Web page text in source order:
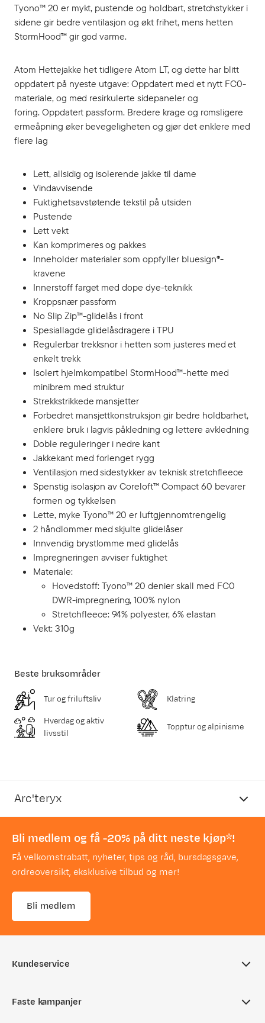
Tyono™ 20 er mykt, pustende og holdbart, stretchstykker i
sidene gir bedre ventilasjon og økt frihet, mens hetten
StormHood™ gir god varme.
Atom Hettejakke het tidligere Atom LT, og dette har blitt
oppdatert på nyeste utgave: Oppdatert med et nytt FC0-
materiale, og med resirkulerte sidepaneler og
foring. Oppdatert passform. Bredere krage og romsligere
ermeåpning øker bevegeligheten og gjør det enklere med
flere lag
Lett, allsidig og isolerende jakke til dame
Vindavvisende
Fuktighetsavstøtende tekstil på utsiden
Pustende
Lett vekt
Kan komprimeres og pakkes
Inneholder materialer som oppfyller bluesign®-
kravene
Innerstoff farget med dope dye-teknikk
Kroppsnær passform
No Slip Zip™-glidelås i front
Spesiallagde glidelåsdragere i TPU
Regulerbar trekksnor i hetten som justeres med et
enkelt trekk
Isolert hjelmkompatibel StormHood™-hette med
minibrem med struktur
Strekkstrikkede mansjetter
Forbedret mansjettkonstruksjon gir bedre holdbarhet,
enklere bruk i lagvis påkledning og lettere avkledning
Doble reguleringer i nedre kant
Jakkekant med forlenget rygg
Ventilasjon med sidestykker av teknisk stretchfleece
Spenstig isolasjon av Coreloft™ Compact 60 bevarer
formen og tykkelsen
Lette, myke Tyono™ 20 er luftgjennomtrengelig
2 håndlommer med skjulte glidelåser
Innvendig brystlomme med glidelås
Impregneringen avviser fuktighet
Materiale:
Hovedstoff: Tyono™ 20 denier skall med FC0
DWR-impregnering, 100% nylon
Stretchfleece: 94% polyester, 6% elastan
Vekt: 310g
Beste bruksområder
Tur og friluftsliv Klatring
Hverdag og aktiv
livsstil
Topptur og alpinisme
Arc'teryx
Bli medlem og få -20% på ditt neste kjøp*!
Få velkomstrabatt, nyheter, tips og råd, bursdagsgave,
ordreoversikt, eksklusive tilbud og mer!
Bli medlem
Kundeservice
Sjekk saldo på gavekort
Faste kampanjer